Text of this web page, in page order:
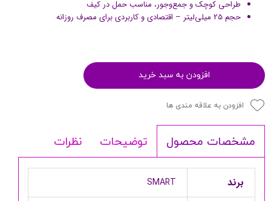
طراحی کوچک و جمع‌وجور، مناسب حمل در کیف
حجم 25 میلی‌لیتر – اقتصادی و کاربردی برای مصرف روزانه
افزودن به سبد خرید
افزودن به علاقه مندی ها
مشخصات محصول توضیحات نظرات
برند SMART